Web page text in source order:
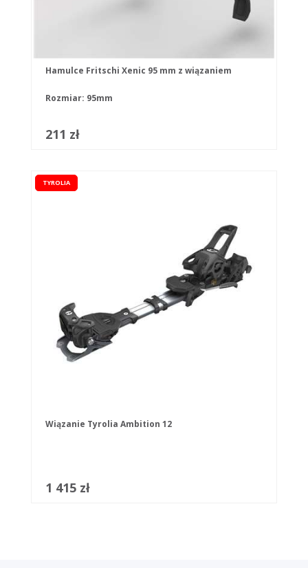
Hamulce Fritschi Xenic 95 mm z wiązaniem
Rozmiar: 95mm
211 zł
TYROLIA
Wiązanie Tyrolia Ambition 12
1 415 zł